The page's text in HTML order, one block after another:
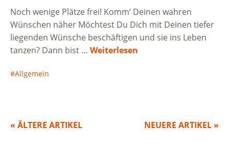
Noch wenige Plätze frei! Komm‘ Deinen wahren
Wünschen näher Möchtest Du Dich mit Deinen tiefer
liegenden Wünsche beschäftigen und sie ins Leben
tanzen? Dann bist … Weiterlesen
Allgemein
« ÄLTERE ARTIKEL NEUERE ARTIKEL »